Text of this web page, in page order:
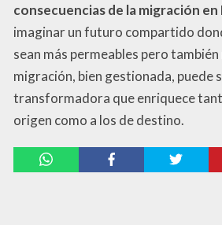
consecuencias de la migración en
imaginar un futuro compartido
sean más permeables pero también
migración, bien gestionada, puede
transformadora que enriquece
origen como a los de destino.